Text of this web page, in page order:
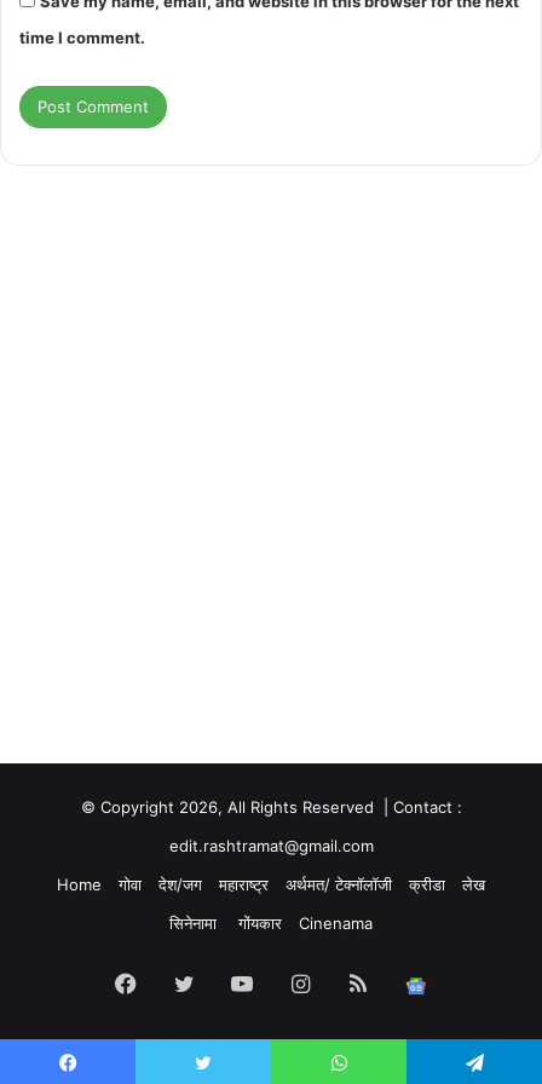
time I comment.
© Copyright 2026, All Rights Reserved | Contact :
edit.rashtramat@gmail.com
Home
गोवा देश/जग महाराष्ट्र अर्थमत/ टेक्नॉलॉजी क्रीडा
लेख
सिनेनामा
गोंयकार Cinenama
Facebook
TwitterYouTubeInstagram
RSS
News